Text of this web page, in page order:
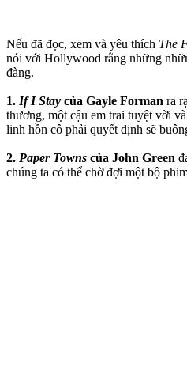
Nếu đã đọc, xem và yêu thích The
nói với Hollywood rằng những
đàng.
1. If I Stay của Gayle Forman ra
thương, một cậu em trai tuyệt vời
linh hồn cô phải quyết định sẽ
2. Paper Towns của John Green
chúng ta có thể chờ đợi một bộ